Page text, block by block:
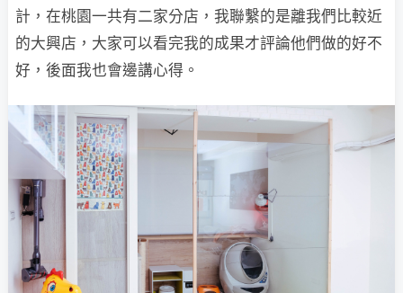
計，在桃園一共有二家分店，我聯繫的是離我們比較近
的大興店，大家可以看完我的成果才評論他們做的好不
好，後面我也會邊講心得。